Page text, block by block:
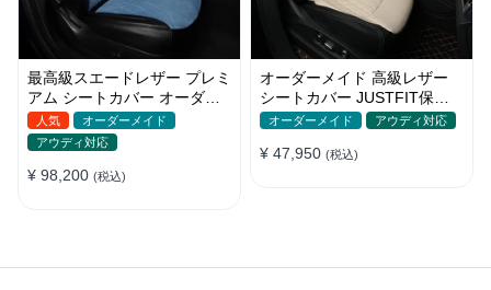
最高級スエードレザー プレミ
アム シートカバー オーダー
メイド かわいい 全車種対応
人気
オーダーメイド
アウディ対応
¥ 98,200 (税込)
オーダーメイド 高級レザー
シートカバー JUSTFIT保証
防汚・防水 おしゃれ 全席セ
オーダーメイド アウディ対応
¥ 47,950 (税込)